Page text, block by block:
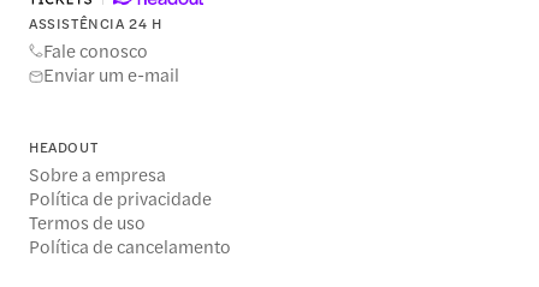
ASSISTÊNCIA 24 H
Fale conosco
Enviar um e-mail
HEADOUT
Sobre a empresa
Política de privacidade
Termos de uso
Política de cancelamento